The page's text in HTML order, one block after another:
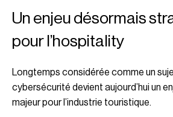
Un enjeu désormais
pour l’hospitality
Longtemps considérée comme un
cybersécurité devient aujourd’hui un
majeur pour l’industrie touristique.